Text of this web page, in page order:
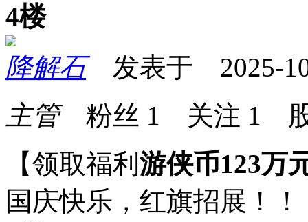
4楼
降解石发表于 2025-
主管粉丝 1 关注 1
【领取福利 游侠币123万
国庆快乐，红旗招展！